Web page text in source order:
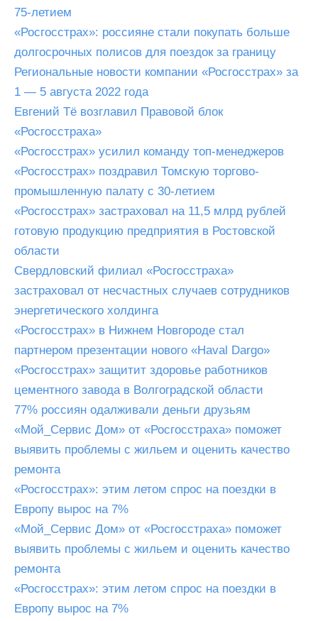
75-летием
«Росгосстрах»: россияне стали покупать больше
долгосрочных полисов для поездок за границу
Региональные новости компании «Росгосстрах» за
1 — 5 августа 2022 года
Евгений Тё возглавил Правовой блок
«Росгосстраха»
«Росгосстрах» усилил команду топ-менеджеров
«Росгосстрах» поздравил Томскую торгово-
промышленную палату с 30-летием
«Росгосстрах» застраховал на 11,5 млрд рублей
готовую продукцию предприятия в Ростовской
области
Свердловский филиал «Росгосстраха»
застраховал от несчастных случаев сотрудников
энергетического холдинга
«Росгосстрах» в Нижнем Новгороде стал
партнером презентации нового «Haval Dargo»
«Росгосстрах» защитит здоровье работников
цементного завода в Волгоградской области
77% россиян одалживали деньги друзьям
«Мой_Сервис Дом» от «Росгосстраха» поможет
выявить проблемы с жильем и оценить качество
ремонта
«Росгосстрах»: этим летом спрос на поездки в
Европу вырос на 7%
«Мой_Сервис Дом» от «Росгосстраха» поможет
выявить проблемы с жильем и оценить качество
ремонта
«Росгосстрах»: этим летом спрос на поездки в
Европу вырос на 7%